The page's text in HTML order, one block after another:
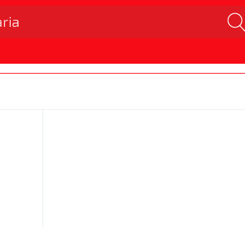
Carretilha Empate, Giradores e Snaps